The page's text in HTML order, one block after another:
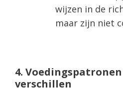
wijzen in de
maar zijn niet
4.
verschillen